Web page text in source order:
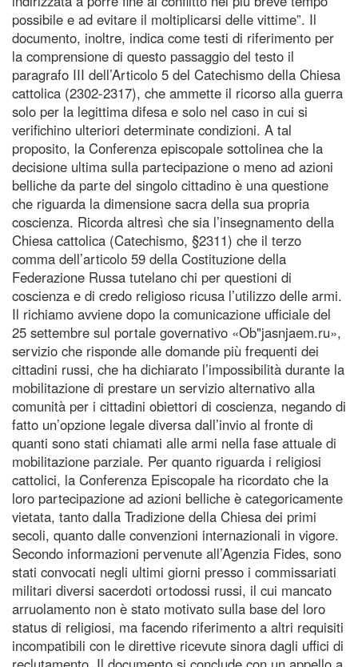
possibile e ad evitare il moltiplicarsi delle vittime”. Il
documento, inoltre, indica come testi di riferimento per
la comprensione di questo passaggio del testo il
paragrafo III dell’Articolo 5 del Catechismo della Chiesa
cattolica (2302-2317), che ammette il ricorso alla guerra
solo per la legittima difesa e solo nel caso in cui si
verifichino ulteriori determinate condizioni. A tal
proposito, la Conferenza episcopale sottolinea che la
decisione ultima sulla partecipazione o meno ad azioni
belliche da parte del singolo cittadino è una questione
che riguarda la dimensione sacra della sua propria
coscienza. Ricorda altresì che sia l’insegnamento della
Chiesa cattolica (Catechismo, §2311) che il terzo
comma dell’articolo 59 della Costituzione della
Federazione Russa tutelano chi per questioni di
coscienza e di credo religioso ricusa l’utilizzo delle armi.
Il richiamo avviene dopo la comunicazione ufficiale del
25 settembre sul portale governativo «Ob"jasnjaem.ru»,
servizio che risponde alle domande più frequenti dei
cittadini russi, che ha dichiarato l’impossibilità durante la
mobilitazione di prestare un servizio alternativo alla
comunità per i cittadini obiettori di coscienza, negando di
fatto un’opzione legale diversa dall’invio al fronte di
quanti sono stati chiamati alle armi nella fase attuale di
mobilitazione parziale. Per quanto riguarda i religiosi
cattolici, la Conferenza Episcopale ha ricordato che la
loro partecipazione ad azioni belliche è categoricamente
vietata, tanto dalla Tradizione della Chiesa dei primi
secoli, quanto dalle convenzioni internazionali in vigore.
Secondo informazioni pervenute all’Agenzia Fides, sono
stati convocati negli ultimi giorni presso i commissariati
militari diversi sacerdoti ortodossi russi, il cui mancato
arruolamento non è stato motivato sulla base del loro
status di religiosi, ma facendo riferimento a altri requisiti
incompatibili con le direttive ricevute sinora dagli uffici di